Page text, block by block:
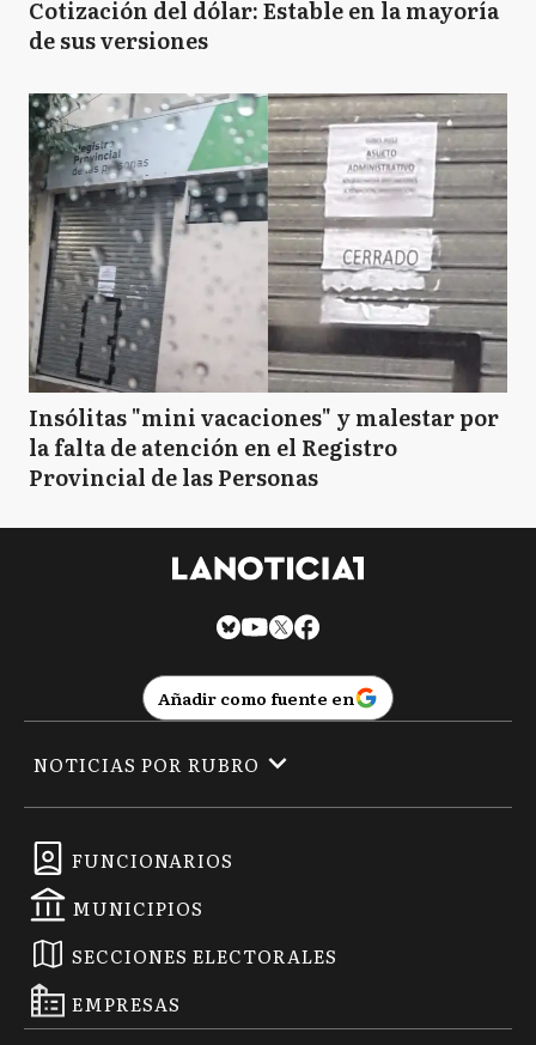
Cotización del dólar: Estable en la mayoría
de sus versiones
Insólitas "mini vacaciones" y malestar por
la falta de atención en el Registro
Provincial de las Personas
Añadir como fuente en
FUNCIONARIOS
MUNICIPIOS
SECCIONES ELECTORALES
EMPRESAS
NOTICIAS POR RUBRO